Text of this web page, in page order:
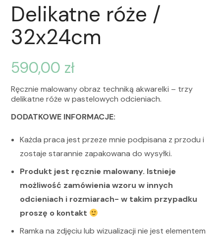
Delikatne róże /
32x24cm
590,00 zł
Ręcznie malowany obraz techniką akwarelki – trzy
delikatne róże w pastelowych odcieniach.
DODATKOWE INFORMACJE:
Każda praca jest przeze mnie podpisana z przodu i
zostaje starannie zapakowana do wysyłki.
Produkt jest ręcznie malowany. Istnieje
możliwość zamówienia wzoru w innych
odcieniach i rozmiarach- w takim przypadku
proszę o kontakt
Ramka na zdjęciu lub wizualizacji nie jest elementem